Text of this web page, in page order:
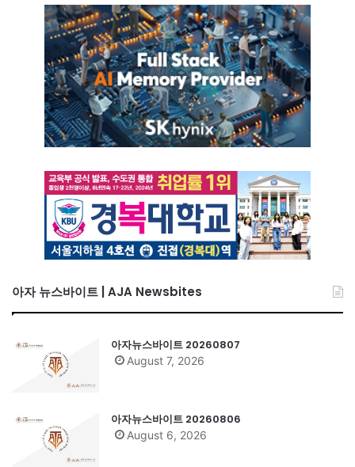
아자 뉴스바이트 | AJA Newsbites
아자뉴스바이트 20260807
August 7, 2026
아자뉴스바이트 20260806
August 6, 2026